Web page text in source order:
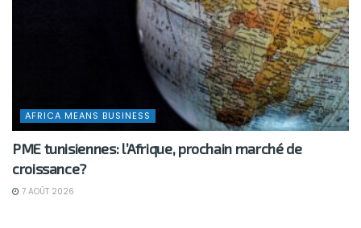
AFRICA MEANS BUSINESS
PME tunisiennes: l’Afrique, prochain marché de
croissance?
7 AOÛT 2026